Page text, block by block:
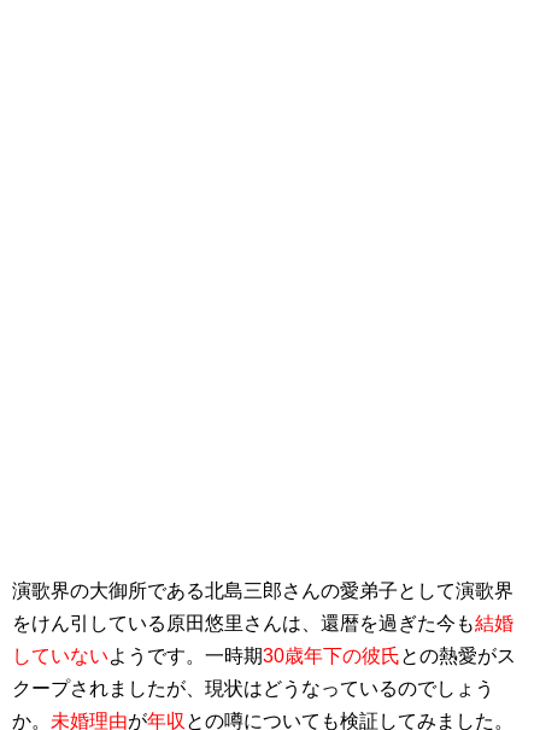
演歌界の大御所である北島三郎さんの愛弟子として演歌界
をけん引している原田悠里さんは、還暦を過ぎた今も結婚
していないようです。一時期30歳年下の彼氏との熱愛がス
クープされましたが、現状はどうなっているのでしょう
か。 未婚理由が年収 との噂についても検証してみました。